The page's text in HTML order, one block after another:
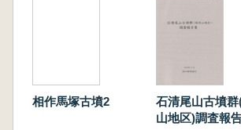
相作馬塚古墳2
石清尾山古墳
山地区)調査報